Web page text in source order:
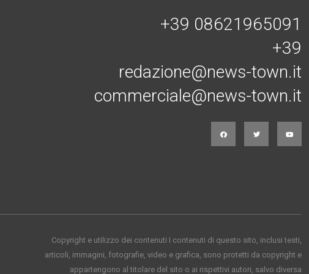
+39 08621965091
+39
redazione@news-town.it
commerciale@news-town.it
Copyright e utilizzo dei contenuti I contenuti di questo sito, inclusi testi,
articoli, immagini, fotografie, video e grafica, sono protetti da copyright e
appartengono al titolare del sito o ai rispettivi autori, salvo diversa